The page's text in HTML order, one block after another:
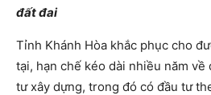
đất đai
Tỉnh Khánh Hòa khắc phục cho
tại, hạn chế kéo dài nhiều năm về
tư xây dựng, trong đó có đầu tư